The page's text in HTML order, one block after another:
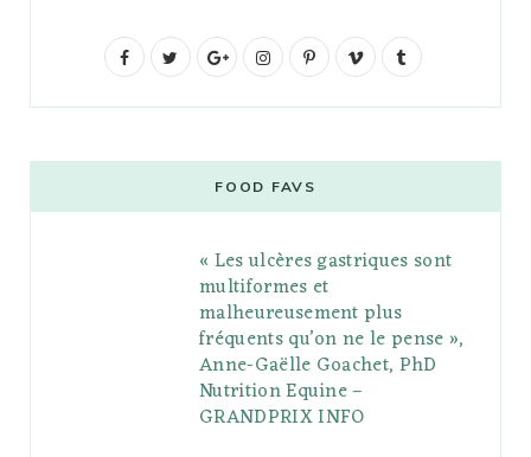
F
b
t
G
g
l
e
P
l
s
I
t
a
g
r
a
m
P
e
r
e
s
V
o
l
r
FOOD FAVS
« Les ulcères gastriques sont
multiformes et
malheureusement plus
fréquents qu’on ne le pense »,
Anne-Gaëlle Goachet, PhD
Nutrition Equine –
GRANDPRIX INFO